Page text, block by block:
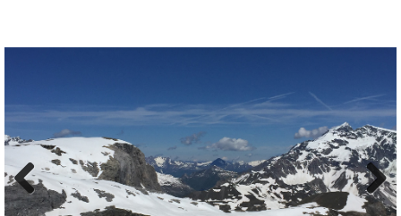
Previous Next